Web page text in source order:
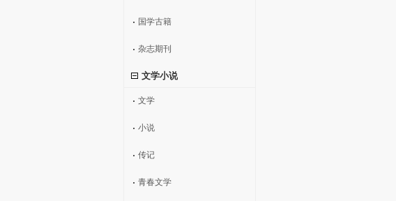
国学古籍
杂志期刊
文学小说
文学
小说
传记
青春文学